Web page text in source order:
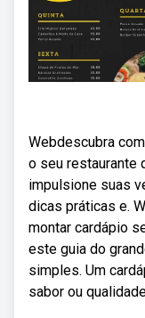
Webdescubra
o seu restaurante
impulsione suas
dicas práticas e.
montar cardápio
este guia do
simples. Um
sabor ou